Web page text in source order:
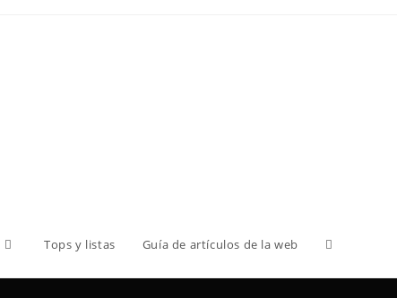
Tops y listas Guía de artículos de la web